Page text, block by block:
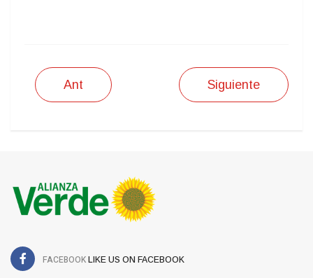
Ant Siguiente
FACEBOOK LIKE US ON FACEBOOK